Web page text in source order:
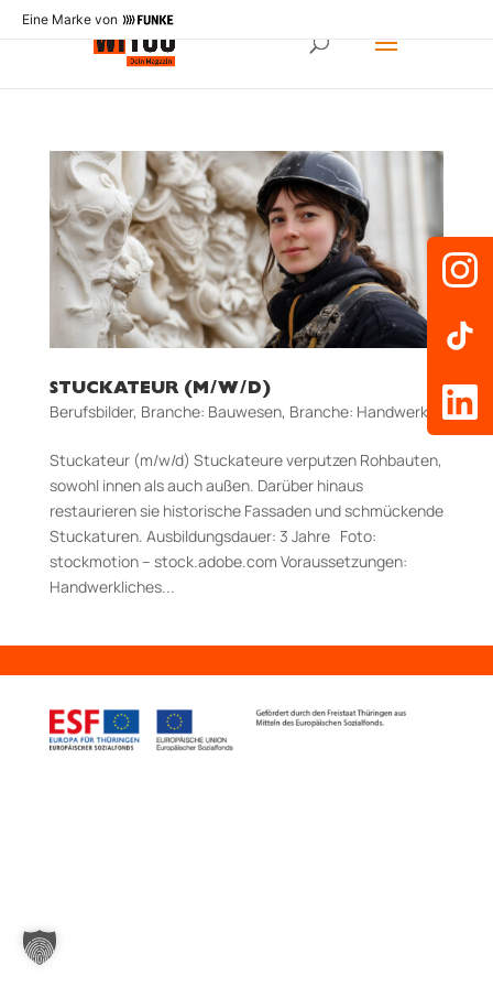
Eine Marke von
STUCKATEUR (M/W/D)
Berufsbilder, Branche: Bauwesen, Branche: Handwerk
Stuckateur (m/w/d) Stuckateure verputzen Rohbauten,
sowohl innen als auch außen. Darüber hinaus
restaurieren sie historische Fassaden und schmückende
Stuckaturen. Aus­bildungs­dauer: 3 Jahre Foto:
stockmotion – stock.adobe.com Voraussetzungen:
Handwerkliches...